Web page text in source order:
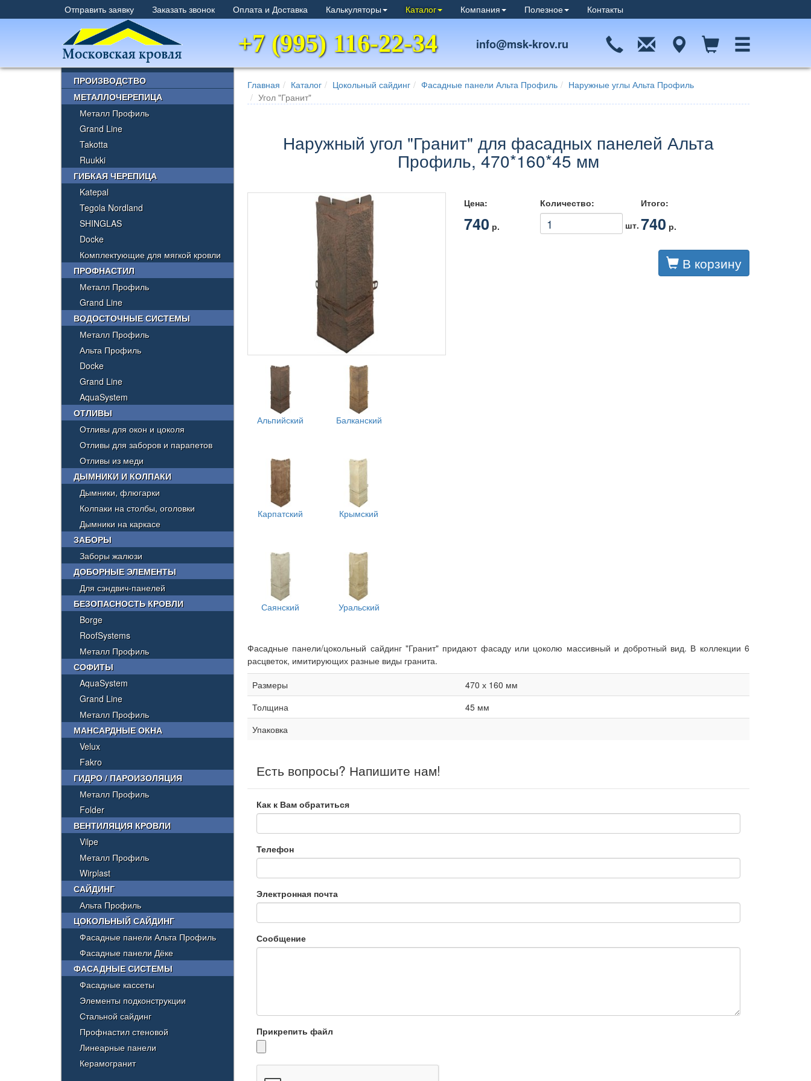
+7 (995) 116-22-34 info@msk-krov.ru
Отправить заявку Заказать звонок Оплата и Доставка Калькуляторы Каталог Компания Полезное Контакты
Главная Каталог Цокольный сайдинг Фасадные панели Альта Профиль
Наружные углы Альта Профиль
Угол "Гранит"
Наружный угол "Гранит" для фасадных панелей Альта
Профиль, 470*160*45 мм
Альпийский Балканский
Карпатский Крымский
Саянский Уральский
Цена:
740 р.
Количество:
шт.
Итого:
740 р.
В корзину
Фасадные панели/цокольный сайдинг "Гранит" придают фасаду или цоколю массивный и добротный вид. В коллекции 6
расцветок, имитирующих разные виды гранита.
Размеры
470 х 160 мм
Толщина
45 мм
Упаковка
Есть вопросы? Напишите нам!
Как к Вам обратиться
Телефон
Электронная почта
Сообщение
Прикрепить файл
ПРОИЗВОДСТВО
МЕТАЛЛОЧЕРЕПИЦА
Металл Профиль
Grand Line
Takotta
Ruukki
ГИБКАЯ ЧЕРЕПИЦА
Katepal
Tegola Nordland
SHINGLAS
Docke
Комплектующие для мягкой кровли
ПРОФНАСТИЛ
Металл Профиль
Grand Line
ВОДОСТОЧНЫЕ СИСТЕМЫ
Металл Профиль
Альта Профиль
Docke
Grand Line
AquaSystem
ОТЛИВЫ
Отливы для окон и цоколя
Отливы для заборов и парапетов
Отливы из меди
ДЫМНИКИ И КОЛПАКИ
Дымники, флюгарки
Колпаки на столбы, оголовки
Дымники на каркасе
ЗАБОРЫ
Заборы жалюзи
ДОБОРНЫЕ ЭЛЕМЕНТЫ
Для сэндвич-панелей
БЕЗОПАСНОСТЬ КРОВЛИ
Borge
RoofSystems
Металл Профиль
СОФИТЫ
AquaSystem
Grand Line
Металл Профиль
МАНСАРДНЫЕ ОКНА
Velux
Fakro
ГИДРО / ПАРОИЗОЛЯЦИЯ
Металл Профиль
Folder
ВЕНТИЛЯЦИЯ КРОВЛИ
Vilpe
Металл Профиль
Wirplast
САЙДИНГ
Альта Профиль
ЦОКОЛЬНЫЙ САЙДИНГ
Фасадные панели Альта Профиль
Фасадные панели Дёке
ФАСАДНЫЕ СИСТЕМЫ
Фасадные кассеты
Элементы подконструкции
Стальной сайдинг
Профнастил стеновой
Линеарные панели
Керамогранит